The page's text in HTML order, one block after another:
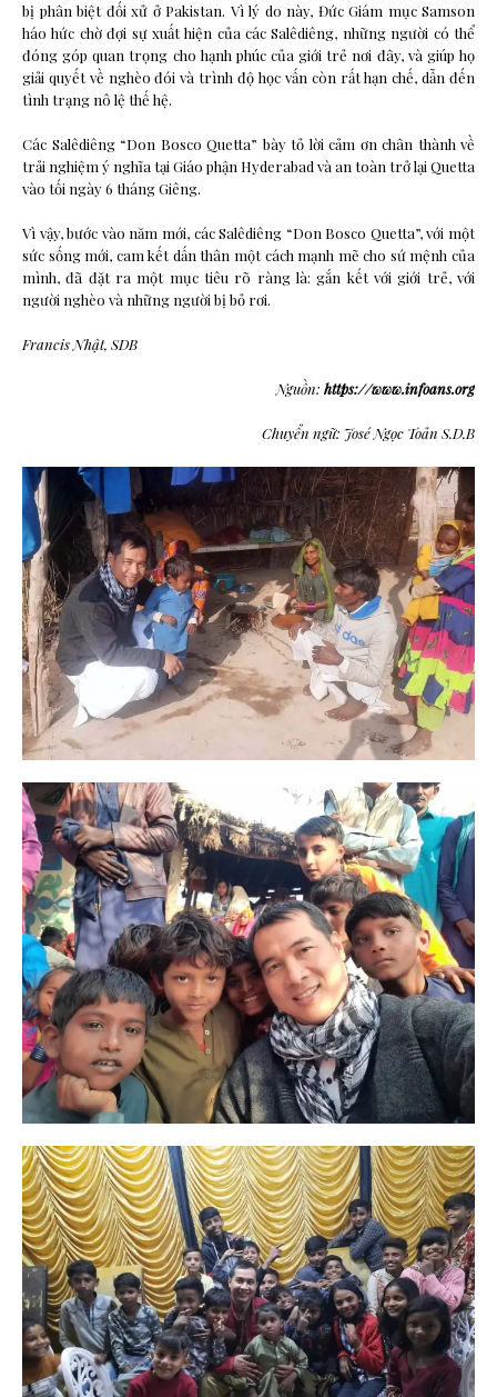
bị phân biệt đối xử ở Pakistan. Vì lý do này, Đức Giám mục Samson
háo hức chờ đợi sự xuất hiện của các Salêdiêng, những người có thể
đóng góp quan trọng cho hạnh phúc của giới trẻ nơi đây, và giúp họ
giải quyết về nghèo đói và trình độ học vấn còn rất hạn chế, dẫn đến
tình trạng nô lệ thế hệ.
Các Salêdiêng “Don Bosco Quetta” bày tỏ lời cảm ơn chân thành về
trải nghiệm ý nghĩa tại Giáo phận Hyderabad và an toàn trở lại Quetta
vào tối ngày 6 tháng Giêng.
Vì vậy, bước vào năm mới, các Salêdiêng “Don Bosco Quetta”, với một
sức sống mới, cam kết dấn thân một cách mạnh mẽ cho sứ mệnh của
mình, đã đặt ra một mục tiêu rõ ràng là: gắn kết với giới trẻ, với
người nghèo và những người bị bỏ rơi.
Francis Nhật, SDB
Nguồn: https://www.infoans.org
Chuyển ngữ: José Ngọc Toản S.D.B